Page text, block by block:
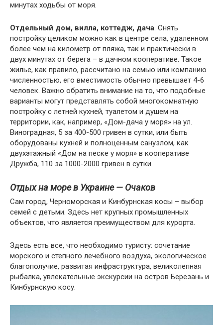
минутах ходьбы от моря.
Отдельный дом, вилла, коттедж, дача. Снять
постройку целиком можно как в центре села, удаленном
более чем на километр от пляжа, так и практически в
двух минутах от берега – в дачном кооперативе. Такое
жилье, как правило, рассчитано на семью или компанию
численностью, его вместимость обычно превышает 4-6
человек. Важно обратить внимание на то, что подобные
варианты могут представлять собой многокомнатную
постройку с летней кухней, туалетом и душем на
территории, как, например, «Дом-дача у моря» на ул.
Виноградная, 5 за 400-500 гривен в сутки, или быть
оборудованы кухней и полноценным санузлом, как
двухэтажный «Дом на песке у моря» в кооперативе
Дружба, 110 за 1000-2000 гривен в сутки.
Отдых на море в Украине — Очаков
Сам город, Черноморская и Кинбурнская косы – выбор
семей с детьми. Здесь нет крупных промышленных
объектов, что является преимуществом для курорта.
Здесь есть все, что необходимо туристу: сочетание
морского и степного лечебного воздуха, экологическое
благополучие, развитая инфраструктура, великолепная
рыбалка, увлекательные экскурсии на остров Березань и
Кинбурнскую косу.